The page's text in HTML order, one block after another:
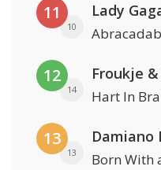
11
10
Lady
12
14
Froukje &
Hart In
13
13
Damiano
Born With